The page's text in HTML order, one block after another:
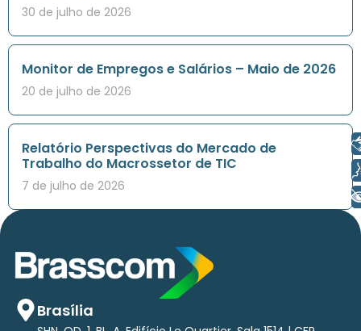
30 de julho de 2026
Monitor de Empregos e Salários – Maio de 2026
20 de julho de 2026
Relatório Perspectivas do Mercado de
Trabalho do Macrossetor de TIC
7 de julho de 2026
Brasília